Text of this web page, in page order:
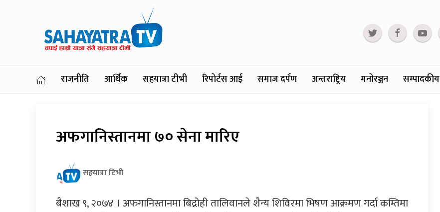
राजनीति आर्थिक सहयात्रा टीभी रिपोर्टस आई समाज दर्पण अन्तराष्ट्रिय मनोरञ्जन सम्पादकीय
अफगानिस्तानमा ७० सेना मारिए
सहयात्रा टिभी
बैशाख ९, २०७४ । अफगानिस्तानमा बिद्रोही तालिवानले शैन्य शिविरमा भिषण आक्रमण गर्दा कम्तिमा